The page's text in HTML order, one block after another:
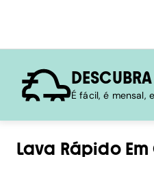
É fácil, é mensal,
Lava RápidoEm